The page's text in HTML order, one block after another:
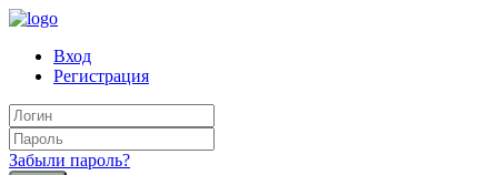
Вход
Регистрация
Забыли пароль?